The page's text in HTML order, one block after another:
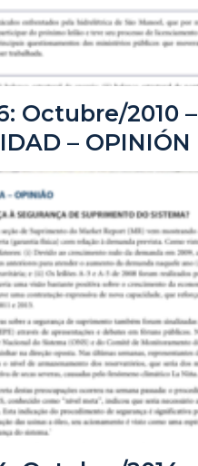
Octubre/2010 –
– OPINIÓN